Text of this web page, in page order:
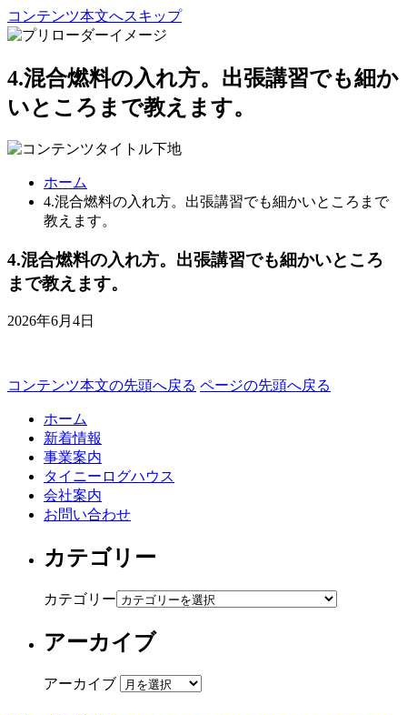
コンテンツ本文へスキップ
4.混合燃料の入れ方。出張講習でも細か
いところまで教えます。
ホーム
4.混合燃料の入れ方。出張講習でも細かいところまで
教えます。
4.混合燃料の入れ方。出張講習でも細かいところ
まで教えます。
2026年6月4日
コンテンツ本文の先頭へ戻る ページの先頭へ戻る
ホーム
新着情報
事業案内
タイニーログハウス
会社案内
お問い合わせ
カテゴリー
カテゴリー
アーカイブ
アーカイブ